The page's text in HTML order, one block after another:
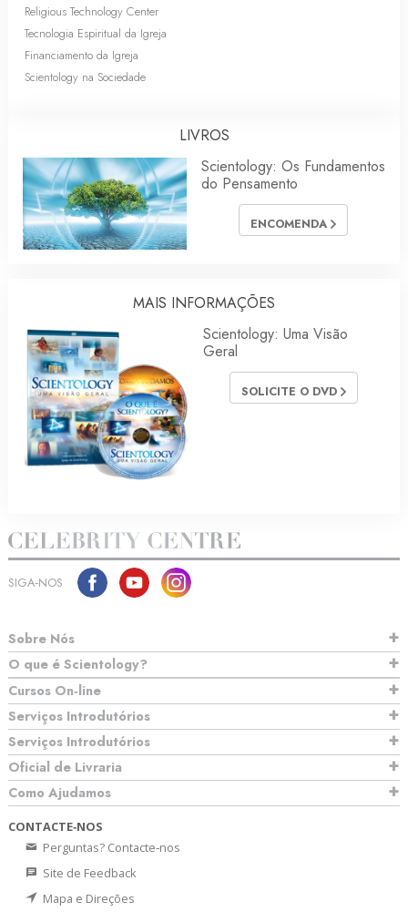
Religious Technology Center
Tecnologia Espiritual da Igreja
Financiamento da Igreja
Scientology na Sociedade
LIVROS
Scientology: Os Fundamentos
do Pensamento
ENCOMENDA
MAIS INFORMAÇÕES
Scientology: Uma Visão
Geral
SOLICITE O DVD
SIGA‑NOS
Sobre Nós
O que é Scientology?
Cursos On‑line
Serviços Introdutórios
Serviços Introdutórios
Oficial de Livraria
Como Ajudamos
CONTACTE‑NOS
Perguntas? Contacte‑nos
Site de Feedback
Mapa e Direções